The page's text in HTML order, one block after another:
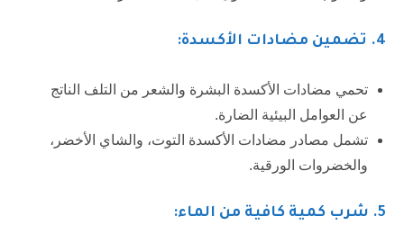
4. تضمين مضادات الأكسدة:
تحمي مضادات الأكسدة البشرة والشعر من التلف الناتج
عن العوامل البيئية الضارة.
تشمل مصادر مضادات الأكسدة التوت، والشاي الأخضر،
والخضروات الورقية.
5. شرب كمية كافية من الماء: